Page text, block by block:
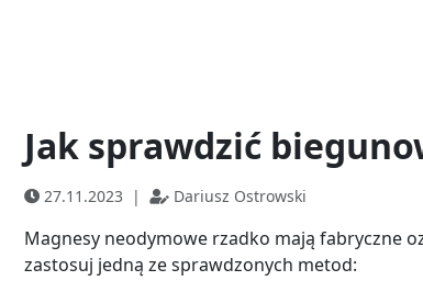
Jak sprawdzić
27.11.2023 | Dariusz Ostrowski
Magnesy neodymowe rzadko mają fabryczne
zastosuj jedną ze sprawdzonych metod: